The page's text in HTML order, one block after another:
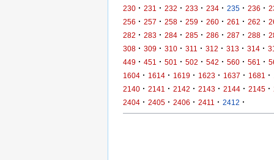
230 · 231 · 232 · 233 · 234 · 235 · 236 ·
256 · 257 · 258 · 259 · 260 · 261 · 262 ·
282 · 283 · 284 · 285 · 286 · 287 · 288 ·
308 · 309 · 310 · 311 · 312 · 313 · 314 ·
449 · 451 · 501 · 502 · 542 · 560 · 561 ·
1604 · 1614 · 1619 · 1623 · 1637 · 1681 ·
2140 · 2141 · 2142 · 2143 · 2144 · 2145 ·
2404 · 2405 · 2406 · 2411 · 2412 ·